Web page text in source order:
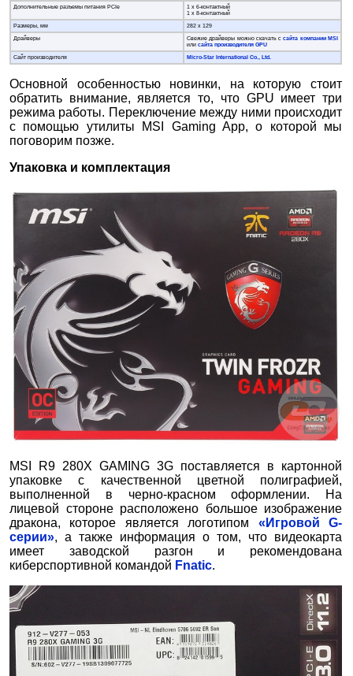
Дополнительные разъемы питания PCIe
1 x 6-контактный
1 х 8-контактный
Размеры, мм
282 x 129
Драйверы
Свежие драйверы можно скачать ссайта компании MSI
илисайта производителя GPU
Сайт производителя
Micro-Star International Co., Ltd.
Основной особенностью новинки, на которую стоит
обратить внимание, является то, что GPU имеет три
режима работы. Переключение между ними происходит
с помощью утилиты MSI Gaming App, о которой мы
поговорим позже.
Упаковка и комплектация
MSI R9 280X GAMING 3G поставляется в картонной
упаковке с качественной цветной полиграфией,
выполненной в черно-красном оформлении. На
лицевой стороне расположено большое изображение
дракона, которое является логотипом «Игровой G-
серии», а также информация о том, что видеокарта
имеет заводской разгон и рекомендована
киберспортивной командой Fnatic.